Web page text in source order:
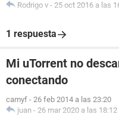
Rodrigo v - 25 oct 2016 a las
1 respuesta
Mi uTorrent no
conectando
camyf - 26 feb 2014 a las 23:20
juan - 26 mar 2020 a las 18:12